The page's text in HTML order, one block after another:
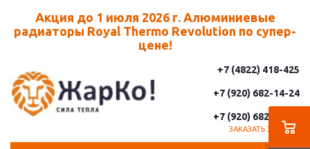
Акция до 1 июля 2026 г. Алюминиевые
радиаторы Royal Thermo Revolution по супер-
цене!
+7 (4822) 418-425
+7 (920) 682-14-24
+7 (920) 682-14-25
ЗАКАЗАТЬ ЗВОНОК